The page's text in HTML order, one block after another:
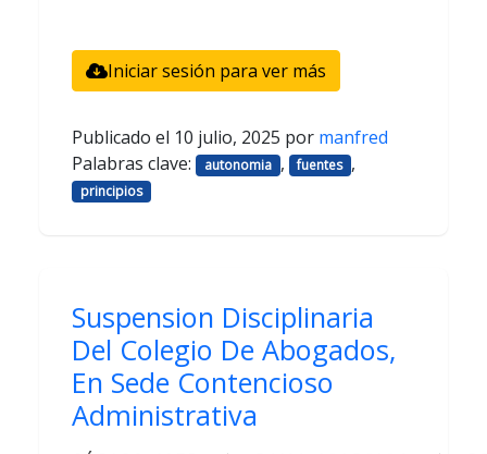
Iniciar sesión para ver más
Publicado el 10 julio, 2025 por manfred
Palabras clave:
autonomia , fuentes ,
principios
Suspension Disciplinaria
Del Colegio De Abogados,
En Sede Contencioso
Administrativa